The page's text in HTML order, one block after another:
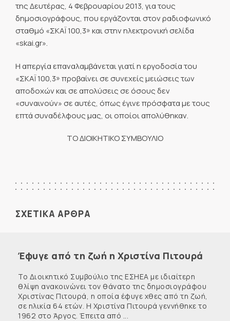
της Δευτέρας, 4 Φεβρουαρίου 2013, για τους
δημοσιογράφους, που εργάζονται στον ραδιοφωνικό
σταθμό «ΣΚΑΪ 100,3» και στην ηλεκτρονική σελίδα
«skai.gr».
Η απεργία επαναλαμβάνεται γιατί η εργοδοσία του
«ΣΚΑΪ 100,3» προβαίνει σε συνεχείς μειώσεις των
αποδοχών και σε απολύσεις σε όσους δεν
«συναινούν» σε αυτές, όπως έγινε πρόσφατα με τους
επτά συναδέλφους μας, οι οποίοι απολύθηκαν.
ΤΟ ΔΙΟΙΚΗΤΙΚΟ ΣΥΜΒΟΥΛΙΟ
ΣΧΕΤΙΚΑ ΑΡΘΡΑ
Έφυγε από τη ζωή η Χριστίνα Πιτουρά
Το Διοικητικό Συμβούλιο της ΕΣΗΕΑ με ιδιαίτερη
θλίψη ανακοινώνει τον θάνατο της δημοσιογράφου
Χριστίνας Πιτουρά, η οποία έφυγε χθες από τη ζωή,
σε ηλικία 64 ετών. Η Χριστίνα Πιτουρά γεννήθηκε το
1962 στο Άργος. Έπειτα από ...